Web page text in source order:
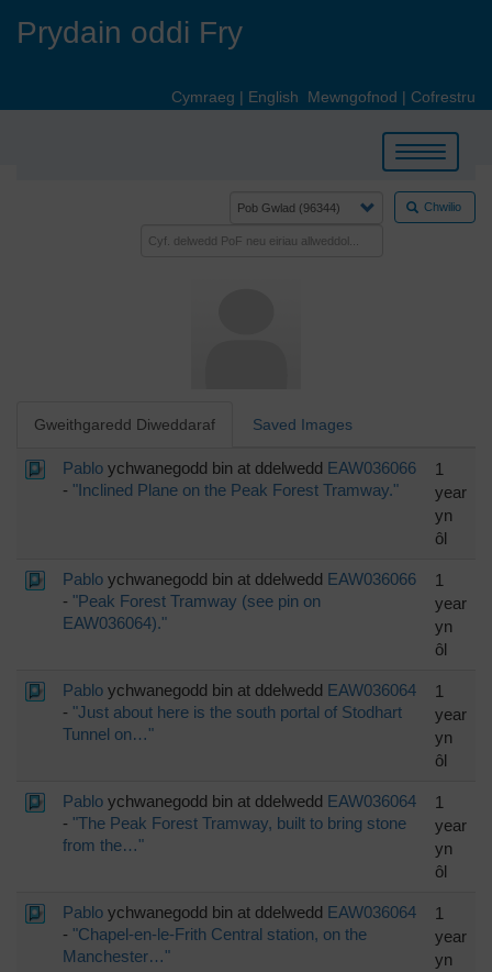
Prydain oddi Fry
Cymraeg | English Mewngofnod | Cofrestru
Toggle
navigation
Chwilio
Gweithgaredd Diweddaraf Saved Images
Pablo ychwanegodd bin at ddelwedd EAW036066
- "Inclined Plane on the Peak Forest Tramway."
1
year
yn
ôl
Pablo ychwanegodd bin at ddelwedd EAW036066
- "Peak Forest Tramway (see pin on
EAW036064)."
1
year
yn
ôl
Pablo ychwanegodd bin at ddelwedd EAW036064
- "Just about here is the south portal of Stodhart
Tunnel on…"
1
year
yn
ôl
Pablo ychwanegodd bin at ddelwedd EAW036064
- "The Peak Forest Tramway, built to bring stone
from the…"
1
year
yn
ôl
Pablo ychwanegodd bin at ddelwedd EAW036064
- "Chapel-en-le-Frith Central station, on the
Manchester…"
1
year
yn